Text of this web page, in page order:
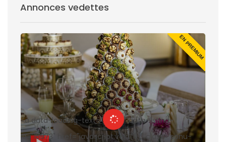
Annonces vedettes
EN PREMIUM
<a data-loading-text="
" data-listing-
id="15973" href="javascript:void(0)" class="sonu-